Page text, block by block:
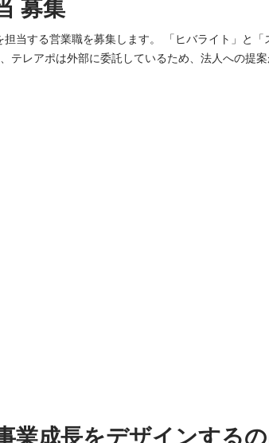
募集
当する営業職を募集します。 「ヒバライト」と「
テレアポは外部に委託しているため、法人への提案
繋がります。お客様のアフターフォローまで一貫
業成長をデザインする